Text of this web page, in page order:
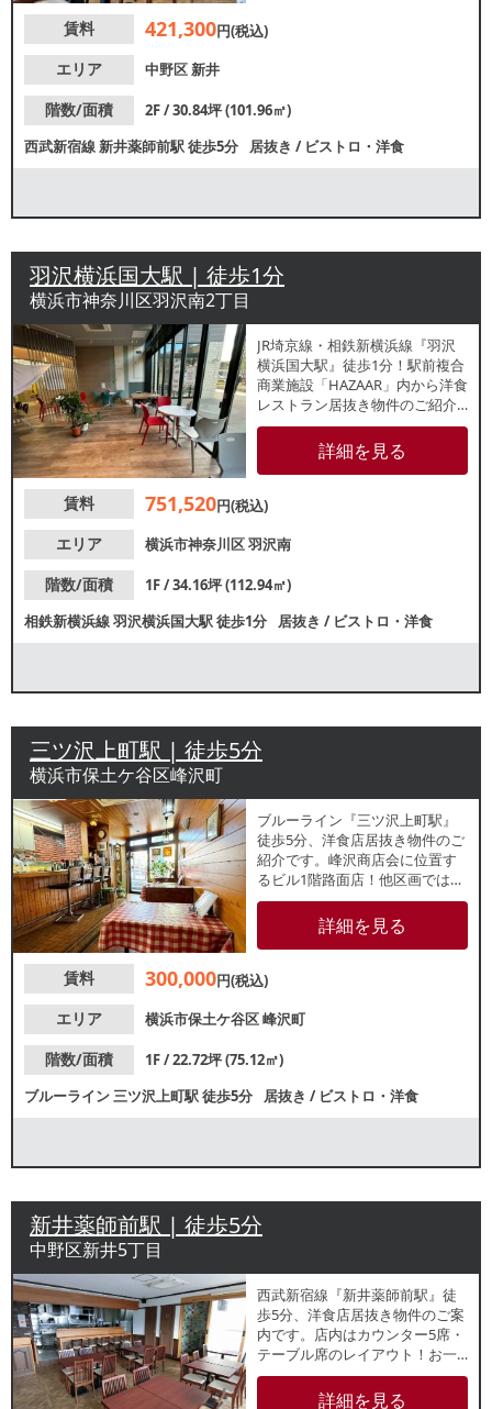
賃料 421,300円(税込)
エリア
中野区新井
階数/面積
2F / 30.84坪 (101.96㎡)
西武新宿線新井薬師前駅徒歩5分 居抜き / ビストロ・洋食
羽沢横浜国大駅 | 徒歩1分
横浜市神奈川区羽沢南2丁目
JR埼京線・相鉄新横浜線『羽沢
横浜国大駅』徒歩1分！駅前複合
商業施設「HAZAAR」内から洋食
レストラン居抜き物件のご紹介
です。ゆとりのある広々とした
店内！家族連れをはじめ幅広い
集客が期待できます。諸条件
い。
詳細を見る
賃料 751,520円(税込)
エリア
横浜市神奈川区羽沢南
階数/面積
1F / 34.16坪 (112.94㎡)
相鉄新横浜線羽沢横浜国大駅徒歩1分 居抜き / ビストロ・洋食
三ツ沢上町駅 | 徒歩5分
横浜市保土ケ谷区峰沢町
ブルーライン『三ツ沢上町駅』
徒歩5分、洋食店居抜き物件のご
紹介です。峰沢商店会に位置す
るビル1階路面店！他区画ではイ
ンドカレー店や小型スーパーが
営業中です。スケルトン引渡し
のご相談も可能ですので、各業
い。
詳細を見る
賃料 300,000円(税込)
エリア
横浜市保土ケ谷区峰沢町
階数/面積
1F / 22.72坪 (75.12㎡)
ブルーライン三ツ沢上町駅徒歩5分 居抜き / ビストロ・洋食
新井薬師前駅 | 徒歩5分
中野区新井5丁目
西武新宿線『新井薬師前駅』徒
歩5分、洋食店居抜き物件のご案
内です。店内はカウンター5席・
テーブル席のレイアウト！お一
人様からグループ客まで幅広い
お客様に対応可能です。嬉しい
詳細を見る